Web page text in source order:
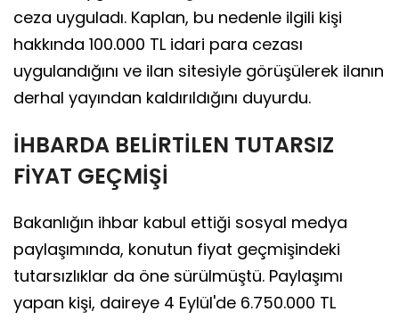
ceza uyguladı. Kaplan, bu nedenle ilgili kişi
hakkında 100.000 TL idari para cezası
uygulandığını ve ilan sitesiyle görüşülerek ilanın
derhal yayından kaldırıldığını duyurdu.
İHBARDA BELİRTİLEN TUTARSIZ
FİYAT GEÇMİŞİ
Bakanlığın ihbar kabul ettiği sosyal medya
paylaşımında, konutun fiyat geçmişindeki
tutarsızlıklar da öne sürülmüştü. Paylaşımı
yapan kişi, daireye 4 Eylül'de 6.750.000 TL